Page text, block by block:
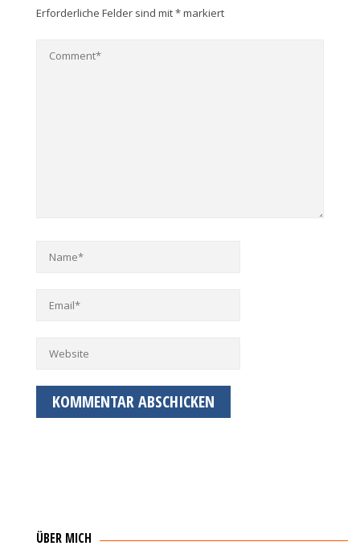
Erforderliche Felder sind mit*markiert
ÜBER MICH